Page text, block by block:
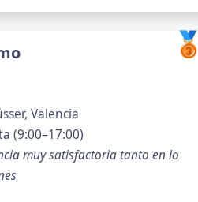
🥉
Valencia
(9:00–17:00)
muy satisfactoria tanto en lo